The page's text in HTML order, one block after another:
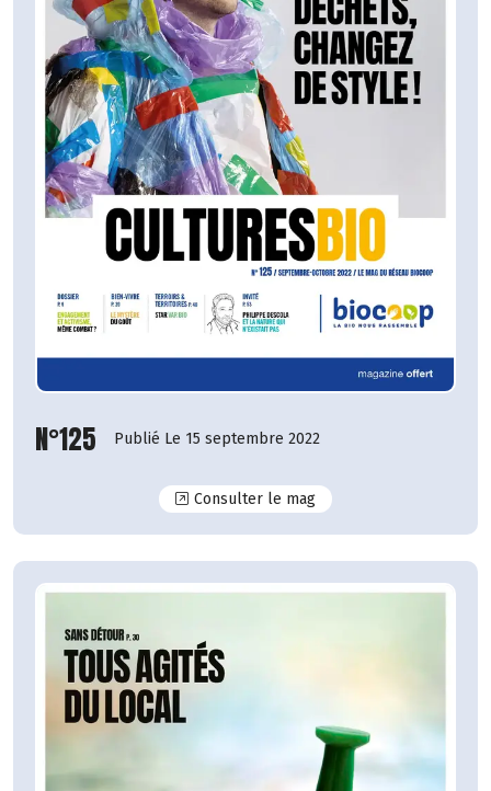
N°125 Publié Le 15 septembre 2022
Consulter le magN°125